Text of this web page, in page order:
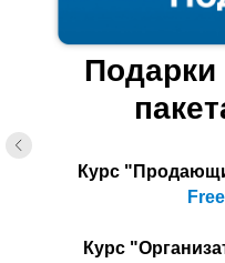
Подарки
Курс
Free
Курс